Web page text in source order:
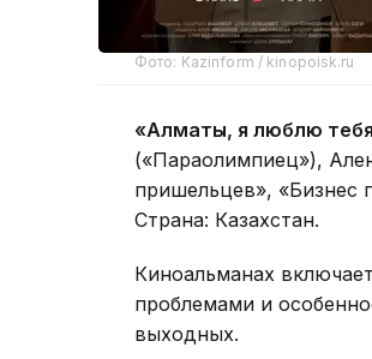
Фото: Kazinform / kinopoisk.ru
«Алматы, я люблю
(«Параолимпиец»),
пришельцев», «Бизнес
Страна: Казахстан.
Киноальманах
проблемами и
выходных.